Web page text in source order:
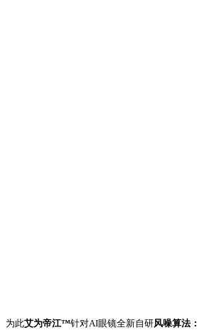
为此艾为帝江™针对AI眼镜全新自研风噪算法：